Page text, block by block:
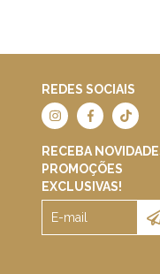
REDES SOCIAIS
RECEBA
PROMOÇÕES
EXCLUSIVAS!